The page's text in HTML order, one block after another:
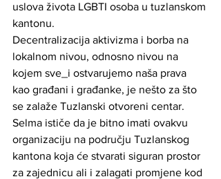
uslova života LGBTI osoba u tuzlanskom
kantonu.
Decentralizacija aktivizma i borba na
lokalnom nivou, odnosno nivou na
kojem sve_i ostvarujemo naša prava
kao građani i građanke, je nešto za što
se zalaže Tuzlanski otvoreni centar.
Selma ističe da je bitno imati ovakvu
organizaciju na području Tuzlanskog
kantona koja će stvarati siguran prostor
za zajednicu ali i zalagati promjene kod